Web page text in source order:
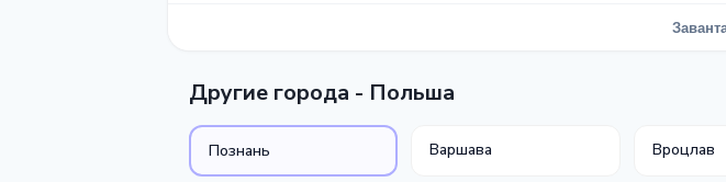
Другие города - Польша
Познань Варшава Вроцлав